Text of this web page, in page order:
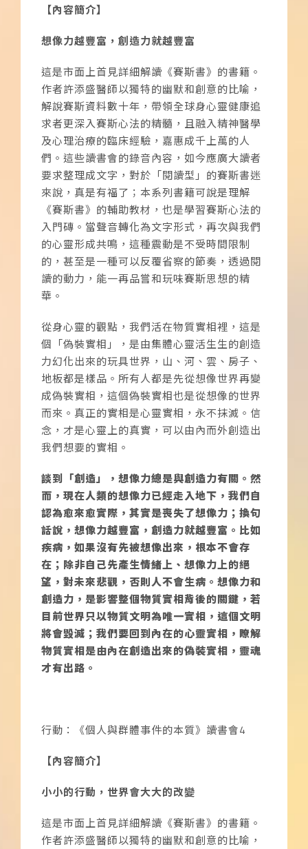
【內容簡介】
想像力越豐富，創造力就越豐富
這是市面上首見詳細解讀《賽斯書》的書籍。
作者許添盛醫師以獨特的幽默和創意的比喻，
解說賽斯資料數十年，帶領全球身心靈健康追
求者更深入賽斯心法的精髓，且融入精神醫學
及心理治療的臨床經驗，嘉惠成千上萬的人
們。這些讀書會的錄音內容，如今應廣大讀者
要求整理成文字，對於「閱讀型」的賽斯書迷
來說，真是有福了；本系列書籍可說是理解
《賽斯書》的輔助教材，也是學習賽斯心法的
入門磚。當聲音轉化為文字形式，再次與我們
的心靈形成共鳴，這種震動是不受時間限制
的，甚至是一種可以反覆省察的節奏，透過閱
讀的動力，能一再品嘗和玩味賽斯思想的精
華。
從身心靈的觀點，我們活在物質實相裡，這是
個「偽裝實相」，是由集體心靈活生生的創造
力幻化出來的玩具世界，山、河、雲、房子、
地板都是樣品。所有人都是先從想像世界再變
成偽裝實相，這個偽裝實相也是從想像的世界
而來。真正的實相是心靈實相，永不抹滅。信
念，才是心靈上的真實，可以由內而外創造出
我們想要的實相。
談到「創造」，想像力總是與創造力有關。然
而，現在人類的想像力已經走入地下，我們自
認為愈來愈實際，其實是喪失了想像力；換句
話說，想像力越豐富，創造力就越豐富。比如
疾病，如果沒有先被想像出來，根本不會存
在；除非自己先產生情緒上、想像力上的絕
望，對未來悲觀，否則人不會生病。想像力和
創造力，是影響整個物質實相背後的關鍵，若
目前世界只以物質文明為唯一實相，這個文明
將會毀滅；我們要回到內在的心靈實相，瞭解
物質實相是由內在創造出來的偽裝實相，靈魂
才有出路。
行動：《個人與群體事件的本質》讀書會4
【內容簡介】
小小的行動，世界會大大的改變
這是市面上首見詳細解讀《賽斯書》的書籍。
作者許添盛醫師以獨特的幽默和創意的比喻，